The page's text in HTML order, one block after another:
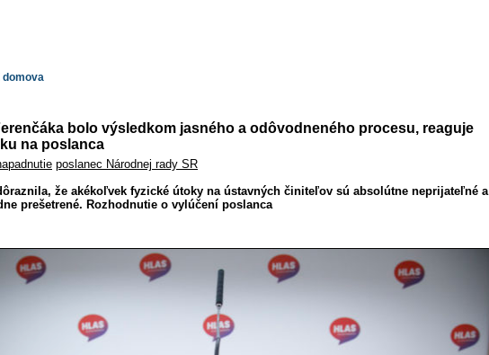
domova
bolo výsledkom jasného a odôvodneného procesu, reaguje
na poslanca
poslanec Národnej rady SR
že akékoľvek fyzické útoky na ústavných činiteľov sú absolútne neprijateľné a
prešetrené. Rozhodnutie o vylúčení poslanca